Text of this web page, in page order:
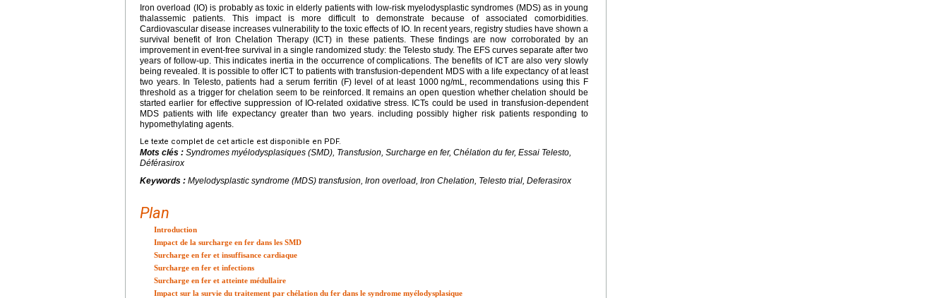
Iron overload (IO) is probably as toxic in elderly patients with low-risk myelodysplastic syndromes (MDS) as in young
thalassemic patients. This impact is more difficult to demonstrate because of associated comorbidities.
Cardiovascular disease increases vulnerability to the toxic effects of IO. In recent years, registry studies have shown a
survival benefit of Iron Chelation Therapy (ICT) in these patients. These findings are now corroborated by an
improvement in event-free survival in a single randomized study: the Telesto study. The EFS curves separate after two
years of follow-up. This indicates inertia in the occurrence of complications. The benefits of ICT are also very slowly
being revealed. It is possible to offer ICT to patients with transfusion-dependent MDS with a life expectancy of at least
two years. In Telesto, patients had a serum ferritin (F) level of at least 1000 ng/mL, recommendations using this F
threshold as a trigger for chelation seem to be reinforced. It remains an open question whether chelation should be
started earlier for effective suppression of IO-related oxidative stress. ICTs could be used in transfusion-dependent
MDS patients with life expectancy greater than two years. including possibly higher risk patients responding to
hypomethylating agents.
Le texte complet de cet article est disponible en PDF.
Mots clés : Syndromes myélodysplasiques (SMD), Transfusion, Surcharge en fer, Chélation du fer, Essai Telesto,
Déférasirox
Keywords : Myelodysplastic syndrome (MDS) transfusion, Iron overload, Iron Chelation, Telesto trial, Deferasirox
Plan
Introduction
Impact de la surcharge en fer dans les SMD
Surcharge en fer et insuffisance cardiaque
Surcharge en fer et infections
Surcharge en fer et atteinte médullaire
Impact sur la survie du traitement par chélation du fer dans le syndrome myélodysplasique